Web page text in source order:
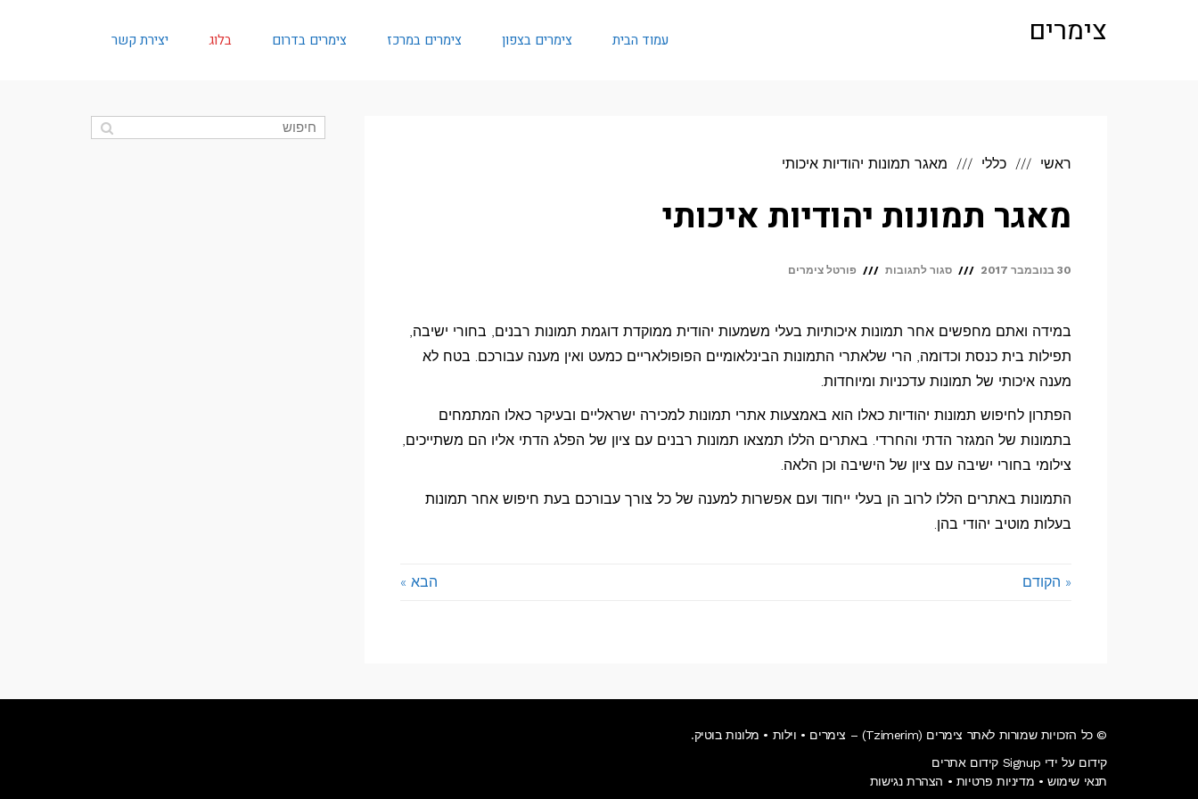
צימרים עמוד הבית צימרים בצפון צימרים במרכז צימרים בדרום בלוג יצירת קשר
ראשי כללי מאגר תמונות יהודיות איכותי
מאגר תמונות יהודיות איכותי
30 בנובמבר 2017 סגור לתגובות על
יהודיות
איכותי
פורטל צימרים
במידה ואתם מחפשים אחר תמונות איכותיות בעלי משמעות יהודית ממוקדת דוגמת תמונות רבנים, בחורי ישיבה,
תפילות בית כנסת וכדומה, הרי שלאתרי התמונות הבינלאומיים הפופולאריים כמעט ואין מענה עבורכם. בטח לא
מענה איכותי של תמונות עדכניות ומיוחדות.
הפתרון לחיפוש תמונות יהודיות כאלו הוא באמצעות אתרי תמונות למכירה ישראליים ובעיקר כאלו המתמחים
בתמונות של המגזר הדתי והחרדי. באתרים הללו תמצאו תמונות רבנים עם ציון של הפלג הדתי אליו הם משתייכים,
צילומי בחורי ישיבה עם ציון של הישיבה וכן הלאה.
התמונות באתרים הללו לרוב הן בעלי ייחוד ועם אפשרות למענה של כל צורך עבורכם בעת חיפוש אחר תמונות
בעלות מוטיב יהודי בהן.
« הקודם הבא »
© כל הזכויות שמורות לאתר צימרים (Tzimerim) – צימרים • וילות • מלונות בוטיק.
קידום על ידי Signup קידום אתרים
תנאי שימוש • מדיניות פרטיות • הצהרת נגישות